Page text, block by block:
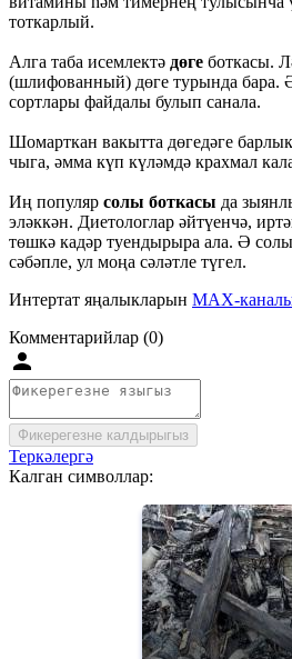
тоткарлый.
Алга таба исемлектә дөге боткасы.
(шлифованный) дөге турында бара.
сортлары файдалы булып санала.
Шомарткан вакытта дөгедәге
чыга, әмма күп күләмдә крахмал
Иң популяр солы боткасы да
эләккән. Диетологлар әйтүенчә,
төшкә кадәр туендырыра ала. Ә
сәбәпле, ул моңа сәләтле түгел.
Интертат яңалыкларын MAX-
Комментарийлар (0)
Фикерегезне калдырыгыз
Теркәлергә
Калган символлар: